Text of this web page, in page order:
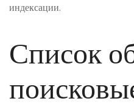
индексации.
Список